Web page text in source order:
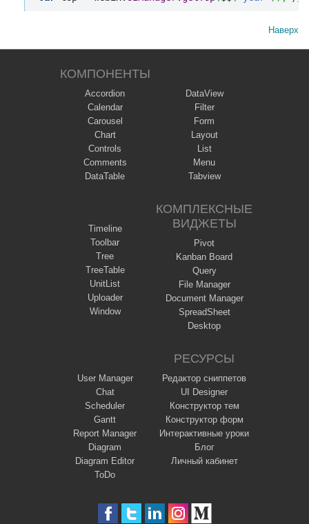
Наверх
КОМПОНЕНТЫ
Accordion
Calendar
Carousel
Chart
Controls
Comments
DataTable
DataView
Filter
Form
Layout
List
Menu
Tabview
Timeline
Toolbar
Tree
TreeTable
UnitList
Uploader
Window
КОМПЛЕКСНЫЕ
ВИДЖЕТЫ
Pivot
Kanban Board
Query
File Manager
Document Manager
SpreadSheet
Desktop
User Manager
Chat
Scheduler
Gantt
Report Manager
Diagram
Diagram Editor
ToDo
РЕСУРСЫ
Редактор сниппетов
UI Designer
Конструктор тем
Конструктор форм
Интерактивные уроки
Блог
Личный кабинет